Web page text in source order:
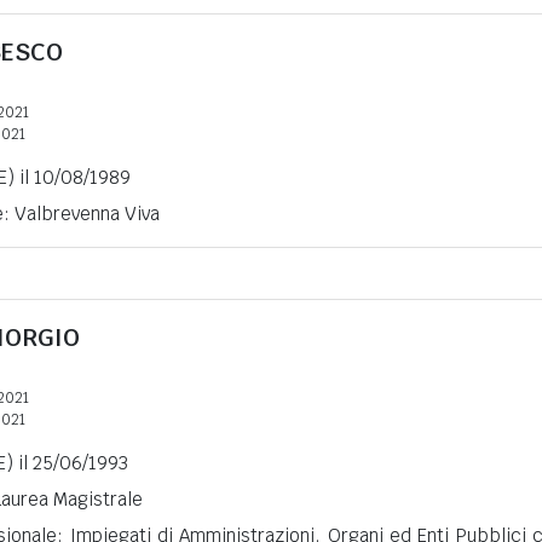
il 10/08/1989
Valbrevenna Viva
il 25/06/1993
Magistrale
Impiegati di Amministrazioni, Organi ed Enti Pubblici